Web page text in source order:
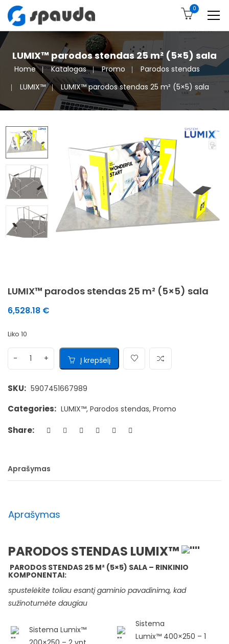
0
LUMIX™ parodos stendas 25 m² (5×5) sala
Home Katalogas Promo
Parodos stendas
LUMIX™
LUMIX™ parodos stendas 25 m² (5×5) sala
LUMIX™ parodos stendas 25 m² (5×5) sala
6,528.18 €
Liko 10
Į krepšelį
SKU: 5907451667989
Categories: LUMIX™, Parodos stendas, Promo
Share:
Aprašymas
Aprašymas
PARODOS STENDAS LUMIX™
PARODOS STENDAS 25 M² (5×5) SALA – RINKINIO
KOMPONENTAI:
spustelėkite toliau esantį gaminio pavadinimą, kad
sužinotumėte daugiau
Sistema Lumix™
Sistema
Lumix™ 400×250 – 1